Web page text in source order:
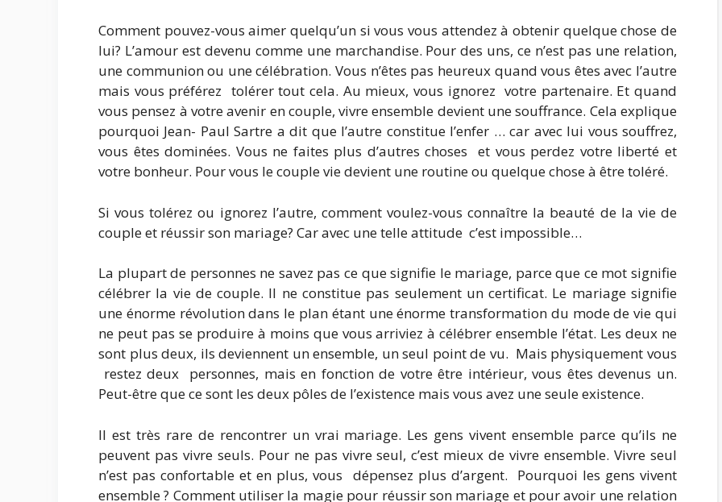
Comment pouvez-vous aimer quelqu’un si vous vous attendez à obtenir quelque chose de
lui? L’amour est devenu comme une marchandise. Pour des uns, ce n’est pas une relation,
une communion ou une célébration. Vous n’êtes pas heureux quand vous êtes avec l’autre
mais vous préférez tolérer tout cela. Au mieux, vous ignorez votre partenaire. Et quand
vous pensez à votre avenir en couple, vivre ensemble devient une souffrance. Cela explique
pourquoi Jean- Paul Sartre a dit que l’autre constitue l’enfer … car avec lui vous souffrez,
vous êtes dominées. Vous ne faites plus d’autres choses et vous perdez votre liberté et
votre bonheur. Pour vous le couple vie devient une routine ou quelque chose à être toléré.
Si vous tolérez ou ignorez l’autre, comment voulez-vous connaître la beauté de la vie de
couple et réussir son mariage? Car avec une telle attitude c’est impossible…
La plupart de personnes ne savez pas ce que signifie le mariage, parce que ce mot signifie
célébrer la vie de couple. Il ne constitue pas seulement un certificat. Le mariage signifie
une énorme révolution dans le plan étant une énorme transformation du mode de vie qui
ne peut pas se produire à moins que vous arriviez à célébrer ensemble l’état. Les deux ne
sont plus deux, ils deviennent un ensemble, un seul point de vu. Mais physiquement vous
restez deux personnes, mais en fonction de votre être intérieur, vous êtes devenus un.
Peut-être que ce sont les deux pôles de l’existence mais vous avez une seule existence.
Il est très rare de rencontrer un vrai mariage. Les gens vivent ensemble parce qu’ils ne
peuvent pas vivre seuls. Pour ne pas vivre seul, c’est mieux de vivre ensemble. Vivre seul
n’est pas confortable et en plus, vous dépensez plus d’argent. Pourquoi les gens vivent
ensemble ? Comment utiliser la magie pour réussir son mariage et pour avoir une relation